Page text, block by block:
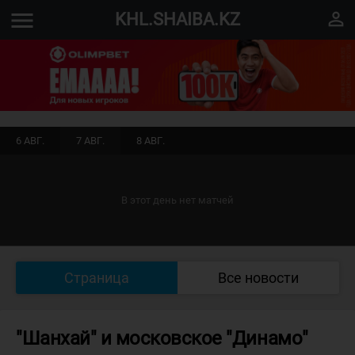
menu KHL.SHAIBA.KZ perm_identity
6 АВГ. 7 АВГ. 8 АВГ.
В этот день нет матчей
Страница Все новости
"Шанхай" и московское "Динамо"